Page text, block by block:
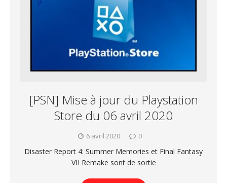
[PSN] Mise à jour du Playstation
Store du 06 avril 2020
6 avril 2020 0
Disaster Report 4: Summer Memories et Final Fantasy
VII Remake sont de sortie